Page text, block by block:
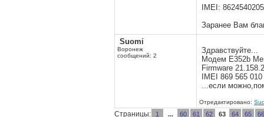
IMEI:
Заранее Вам
Suomi
Воронеж
сообщений: 2
Здравствуйте...
Модем E352b
Firmware
IMEI 869 565
...если
Отредактировано:
Страницы: 1 ... 60 61 62 63 64 65 66